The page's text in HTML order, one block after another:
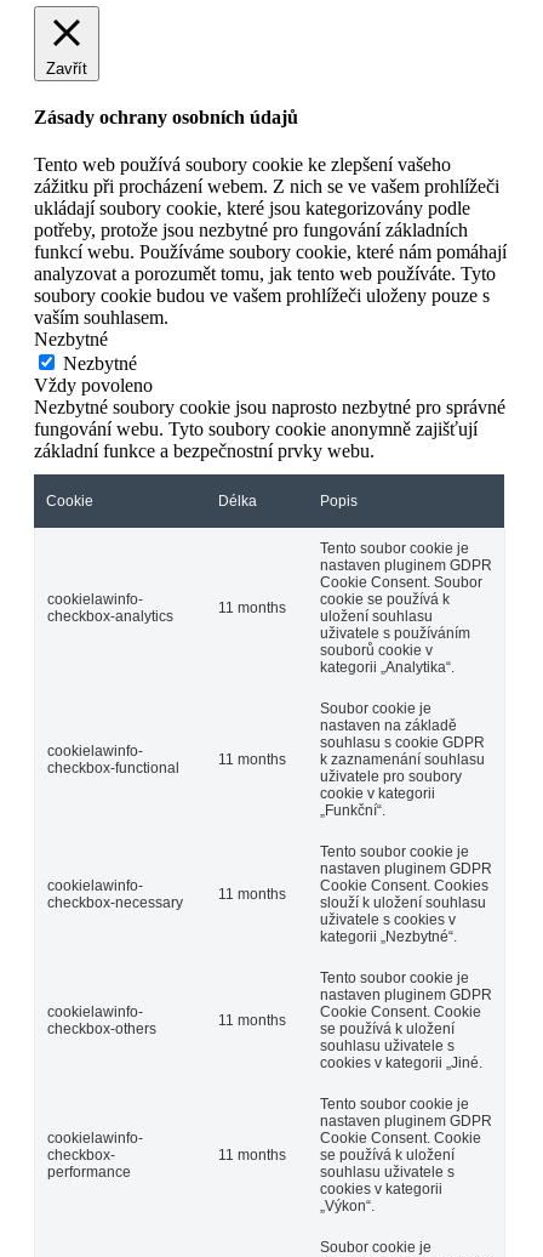
Zavřít
Zásady ochrany osobních údajů
Tento web používá soubory cookie ke zlepšení vašeho
zážitku při procházení webem. Z nich se ve vašem prohlížeči
ukládají soubory cookie, které jsou kategorizovány podle
potřeby, protože jsou nezbytné pro fungování základních
funkcí webu. Používáme soubory cookie, které nám pomáhají
analyzovat a porozumět tomu, jak tento web používáte. Tyto
soubory cookie budou ve vašem prohlížeči uloženy pouze s
vaším souhlasem.
Nezbytné
Nezbytné
Vždy povoleno
Nezbytné soubory cookie jsou naprosto nezbytné pro správné
fungování webu. Tyto soubory cookie anonymně zajišťují
základní funkce a bezpečnostní prvky webu.
Cookie Délka Popis
cookielawinfo-
checkbox-analytics
11 months
Tento soubor cookie je
nastaven pluginem GDPR
Cookie Consent. Soubor
cookie se používá k
uložení souhlasu
uživatele s používáním
souborů cookie v
kategorii „Analytika“.
cookielawinfo-
checkbox-functional
11 months
Soubor cookie je
nastaven na základě
souhlasu s cookie GDPR
k zaznamenání souhlasu
uživatele pro soubory
cookie v kategorii
„Funkční“.
cookielawinfo-
checkbox-necessary
11 months
Tento soubor cookie je
nastaven pluginem GDPR
Cookie Consent. Cookies
slouží k uložení souhlasu
uživatele s cookies v
kategorii „Nezbytné“.
cookielawinfo-
checkbox-others
11 months
Tento soubor cookie je
nastaven pluginem GDPR
Cookie Consent. Cookie
se používá k uložení
souhlasu uživatele s
cookies v kategorii „Jiné.
cookielawinfo-
checkbox-
performance
11 months
Tento soubor cookie je
nastaven pluginem GDPR
Cookie Consent. Cookie
se používá k uložení
souhlasu uživatele s
cookies v kategorii
„Výkon“.
Soubor cookie je